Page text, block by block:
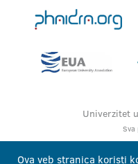
Univerzitet
Sva
Ova veb stranica koristi